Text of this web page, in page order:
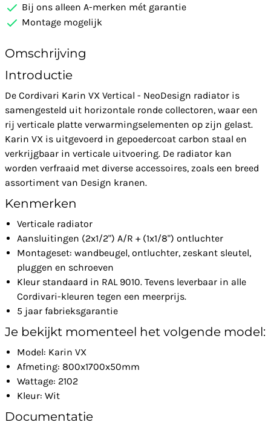
Bij ons alleen A-merken mét garantie
Montage mogelijk
Omschrijving
Introductie
De Cordivari Karin VX Vertical - NeoDesign radiator is
samengesteld uit horizontale ronde collectoren, waar een
rij verticale platte verwarmingselementen op zijn gelast.
Karin VX is uitgevoerd in gepoedercoat carbon staal en
verkrijgbaar in verticale uitvoering. De radiator kan
worden verfraaid met diverse accessoires, zoals een breed
assortiment van Design kranen.
Kenmerken
Verticale radiator
Aansluitingen (2x1/2") A/R + (1x1/8") ontluchter
Montageset: wandbeugel, ontluchter, zeskant sleutel,
pluggen en schroeven
Kleur standaard in RAL 9010. Tevens leverbaar in alle
Cordivari-kleuren tegen een meerprijs.
5 jaar fabrieksgarantie
Je bekijkt momenteel het volgende model:
Model: Karin VX
Afmeting: 800x1700x50mm
Wattage: 2102
Kleur: Wit
Documentatie